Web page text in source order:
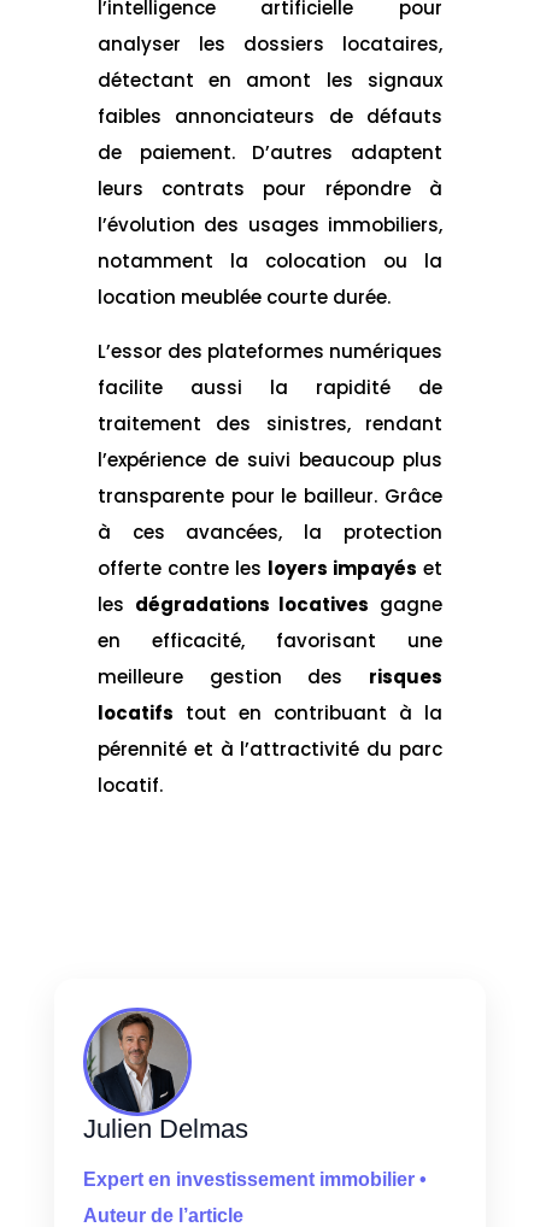
l’intelligence artificielle pour
analyser les dossiers locataires,
détectant en amont les signaux
faibles annonciateurs de défauts
de paiement. D’autres adaptent
leurs contrats pour répondre à
l’évolution des usages immobiliers,
notamment la colocation ou la
location meublée courte durée.
L’essor des plateformes numériques
facilite aussi la rapidité de
traitement des sinistres, rendant
l’expérience de suivi beaucoup plus
transparente pour le bailleur. Grâce
à ces avancées, la protection
offerte contre les loyers impayés et
les dégradations locatives gagne
en efficacité, favorisant une
meilleure gestion des
risques
locatifs tout en contribuant à la
pérennité et à l’attractivité du parc
locatif.
Julien Delmas
Expert en investissement immobilier •
Auteur de l’article